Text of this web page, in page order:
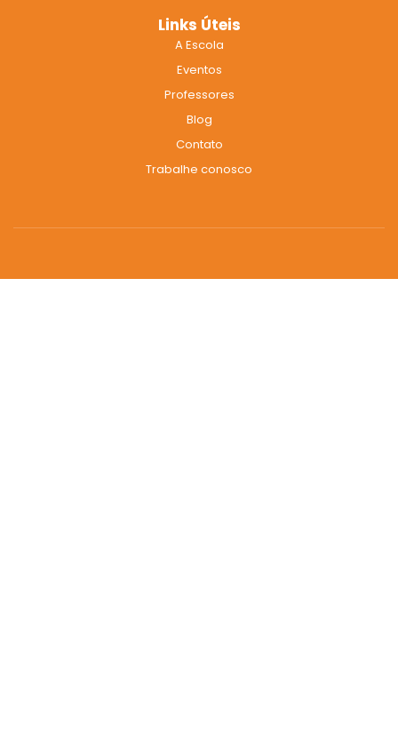
Links Úteis
A Escola
Eventos
Professores
Blog
Contato
Trabalhe conosco